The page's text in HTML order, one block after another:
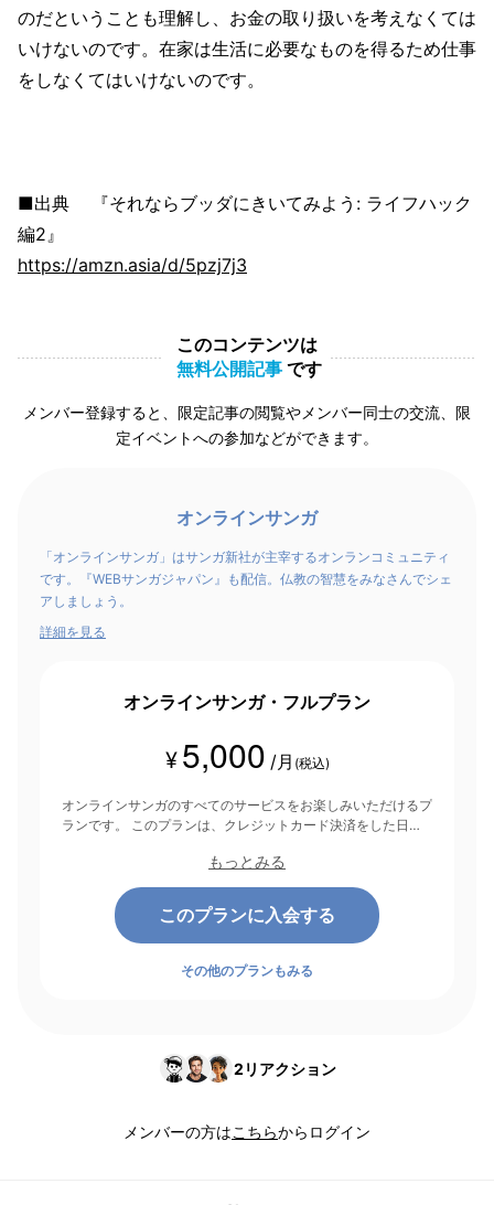
のだということも理解し、お金の取り扱いを考えなくては
いけないのです。在家は生活に必要なものを得るため仕事
をしなくてはいけないのです。
■出典 『それならブッダにきいてみよう: ライフハック
編2』
https://amzn.asia/d/5pzj7j3
このコンテンツは
無料公開記事 です
メンバー登録すると、限定記事の閲覧やメンバー同士の交流、限
定イベントへの参加などができます。
オンラインサンガ
「オンラインサンガ」はサンガ新社が主宰するオンランコミュニティ
です。『WEBサンガジャパン』も配信。仏教の智慧をみなさんでシェ
アしましょう。
詳細を見る
オンラインサンガ・フルプラン
¥ 5,000 /月 (税込)
オンラインサンガのすべてのサービスをお楽しみいただけるプ
ランです。 このプランは、クレジットカード決済をした日を
もっとみる
このプランに入会する
その他のプランもみる
2 リアクション
メンバーの方はこちらからログイン